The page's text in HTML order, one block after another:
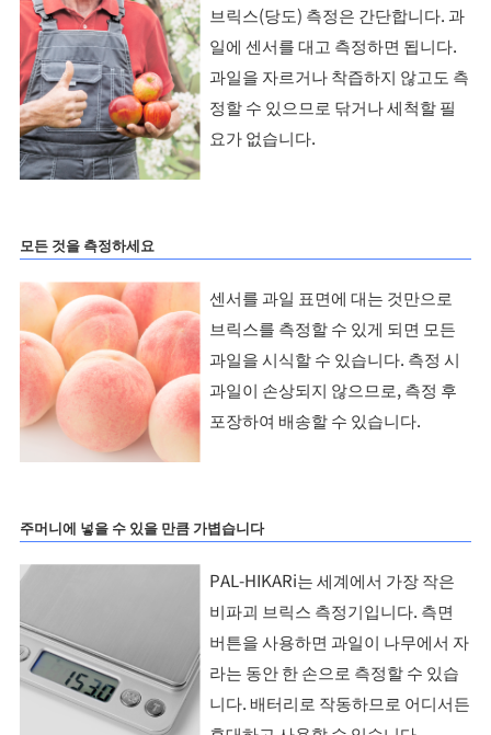
브릭스(당도) 측정은 간단합니다. 과
일에 센서를 대고 측정하면 됩니다.
과일을 자르거나 착즙하지 않고도 측
정할 수 있으므로 닦거나 세척할 필
요가 없습니다.
모든 것을 측정하세요
센서를 과일 표면에 대는 것만으로
브릭스를 측정할 수 있게 되면 모든
과일을 시식할 수 있습니다. 측정 시
과일이 손상되지 않으므로, 측정 후
포장하여 배송할 수 있습니다.
주머니에 넣을 수 있을 만큼 가볍습니다
PAL-HIKARi는 세계에서 가장 작은
비파괴 브릭스 측정기입니다. 측면
버튼을 사용하면 과일이 나무에서 자
라는 동안 한 손으로 측정할 수 있습
니다. 배터리로 작동하므로 어디서든